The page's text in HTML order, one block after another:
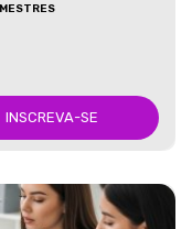
INSCREVA-SE